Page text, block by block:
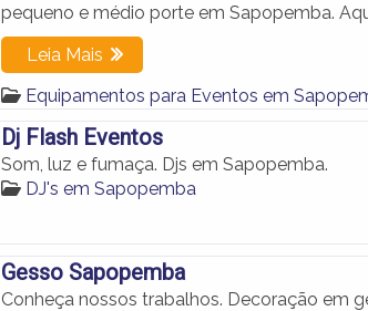
pequeno e médio porte em Sapopemba.
Leia Mais
Equipamentos para Eventos em
Dj Flash Eventos
Som, luz e fumaça. Djs em Sapopemba.
DJ's em Sapopemba
Gesso Sapopemba
Conheça nossos trabalhos. Decoração em